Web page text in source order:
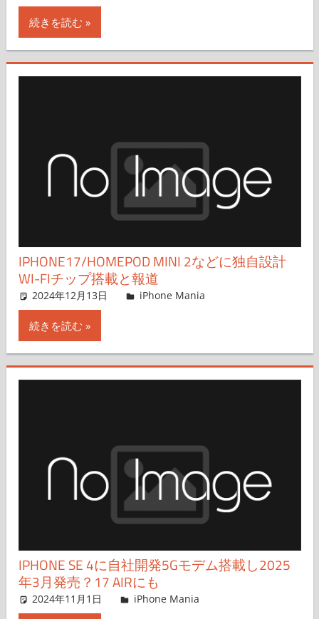
続きを読む
IPHONE17/HOMEPOD MINI 2などに独自設計
WI-FIチップ搭載と報道
2024年12月13日 FT729
iPhone Mania
続きを読む
IPHONE SE 4に自社開発5Gモデム搭載し2025
年3月発売？17 AIRにも
2024年11月1日 FT729
iPhone Mania